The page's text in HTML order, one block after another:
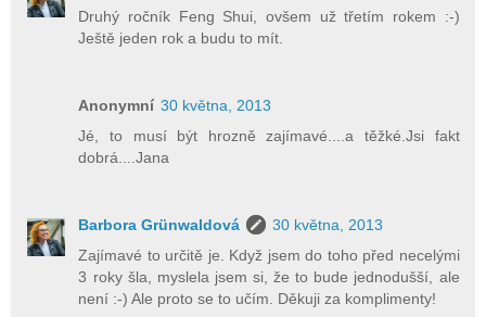
Druhý ročník Feng Shui, ovšem už třetím rokem :-)
Ještě jeden rok a budu to mít.
Anonymní 30 května, 2013
Jé, to musí být hrozně zajímavé....a těžké.Jsi fakt
dobrá....Jana
Barbora Grünwaldová
30 května, 2013
Zajímavé to určitě je. Když jsem do toho před necelými
3 roky šla, myslela jsem si, že to bude jednodušší, ale
není :-) Ale proto se to učím. Děkuji za komplimenty!